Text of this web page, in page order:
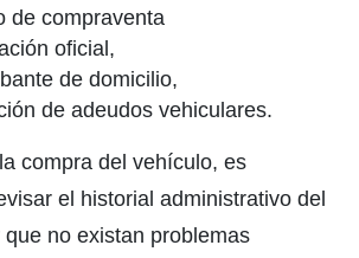
de compraventa
oficial,
de domicilio,
de adeudos vehiculares.
compra del vehículo, es
el historial administrativo del
no existan problemas